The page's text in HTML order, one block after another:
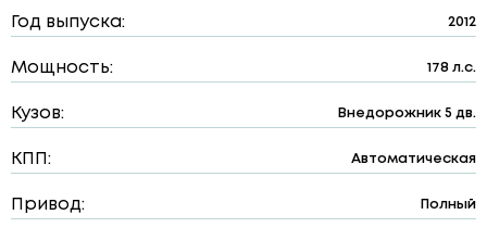
Год выпуска: 2012
Мощность: 178 л.с.
Кузов: Внедорожник 5 дв.
КПП: Автоматическая
Привод: Полный